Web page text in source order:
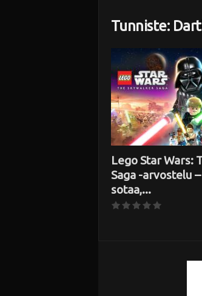
Tunniste:
Lego Star Wars:
Saga -arvostelu
sotaa,...